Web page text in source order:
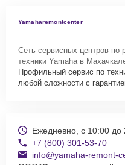
Yamaharemontcenter
Сеть сервисных центров по
техники Yamaha в
Профильный сервис по
любой сложности с
Ежедневно, с 10:00 до
+7 (800) 301-53-70
info@yamaha-remont-